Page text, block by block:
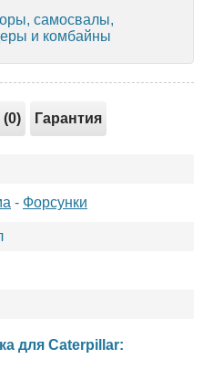
самосвалы,
и комбайны
Гарантия
- Форсунки
для Caterpillar: